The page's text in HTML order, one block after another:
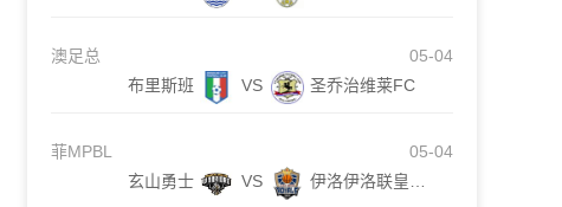
澳足总
05-04
布里斯班
VS 圣乔治维莱FC
菲MPBL
05-04
玄山勇士
VS